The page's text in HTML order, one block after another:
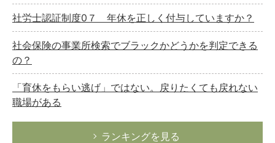
社労士認証制度0７ 年休を正しく付与していますか？
社会保険の事業所検索でブラックかどうかを判定できる
の？
「育休をもらい逃げ」ではない。戻りたくても戻れない
職場がある
ランキングを見る